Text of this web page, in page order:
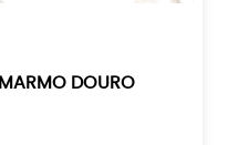
MARMO DOURO